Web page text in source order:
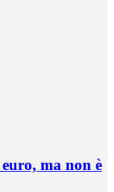
ma non è